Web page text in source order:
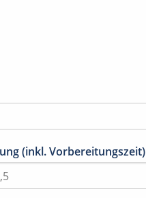
(inkl. Vorbereitungszeit)